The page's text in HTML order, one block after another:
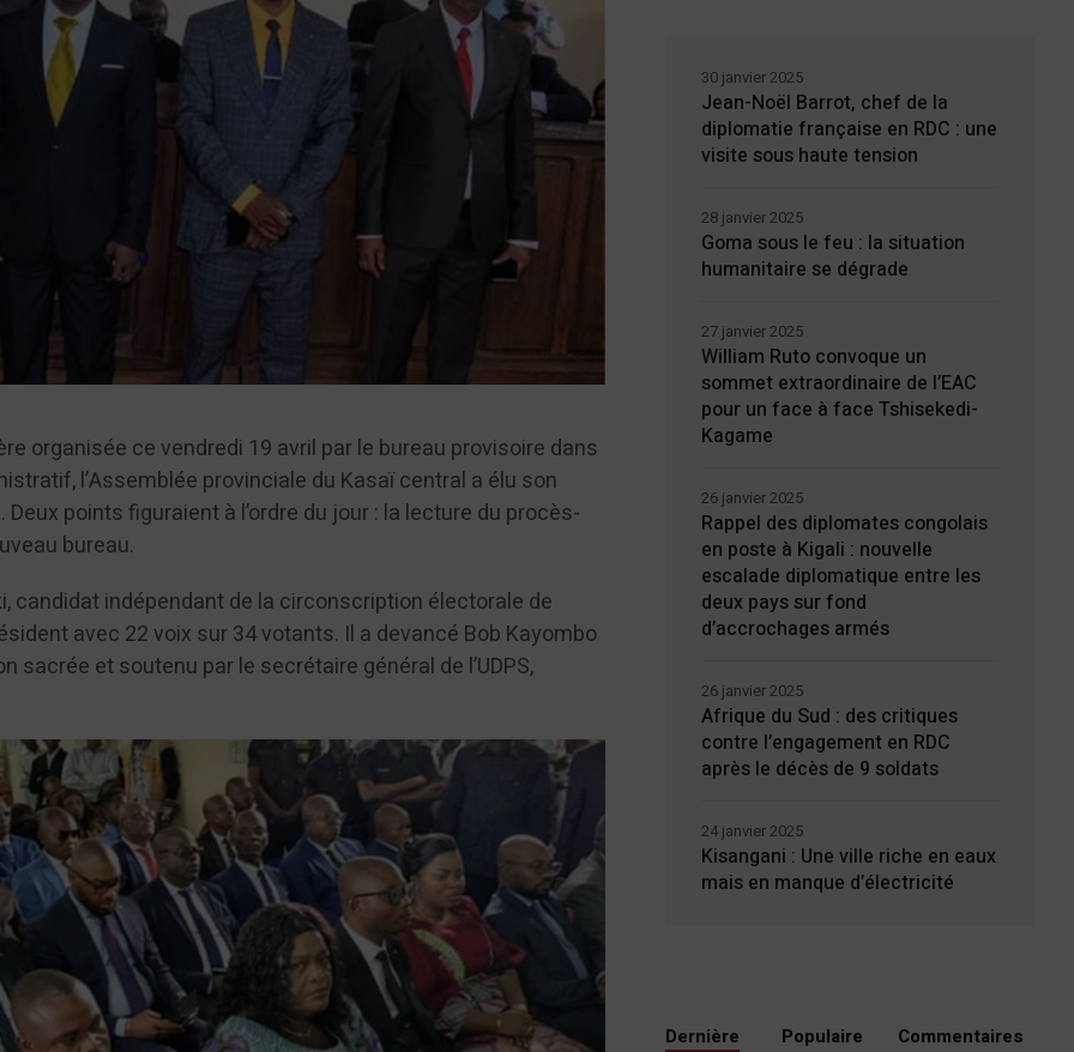
organisée ce vendredi 19 avril par le bureau provisoire dans
l’Assemblée provinciale du Kasaï central a élu son
points figuraient à l’ordre du jour : la lecture du procès-
bureau.
candidat indépendant de la circonscription électorale de
avec 22 voix sur 34 votants. Il a devancé Bob Kayombo
sacrée et soutenu par le secrétaire général de l’UDPS,
Jean-Noël Barrot, chef de la
diplomatie française en RDC : une
visite sous haute tension
30 janvier 2025
Goma sous le feu : la situation
humanitaire se dégrade
28 janvier 2025
William Ruto convoque un
sommet extraordinaire de l’EAC
pour un face à face Tshisekedi-
Kagame
27 janvier 2025
Rappel des diplomates congolais
en poste à Kigali : nouvelle
escalade diplomatique entre les
deux pays sur fond
d’accrochages armés
26 janvier 2025
Afrique du Sud : des critiques
contre l’engagement en RDC
après le décès de 9 soldats
26 janvier 2025
Kisangani : Une ville riche en eaux
mais en manque d’électricité
24 janvier 2025
Dernière Populaire Commentaires